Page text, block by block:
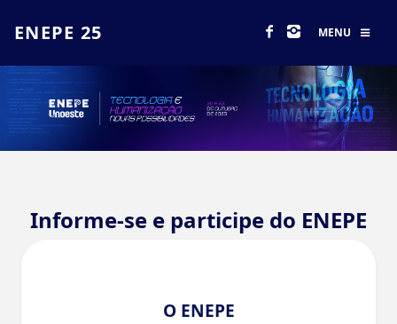
ENEPE 25 MENU
Informe-se e participe do ENEPE
O ENEPE